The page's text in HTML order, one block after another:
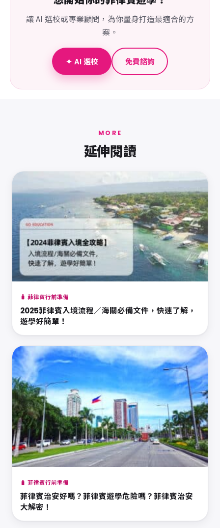
讓 AI 選校或專業顧問，為你量身打造最適合的方
案。
✦ AI 選校 免費諮詢
MORE
延伸閱讀
🧳 菲律賓行前準備
2025菲律賓入境流程／海關必備文件，快速了解，
遊學好簡單！
🧳 菲律賓行前準備
菲律賓治安好嗎？菲律賓遊學危險嗎？菲律賓治安
大解密！